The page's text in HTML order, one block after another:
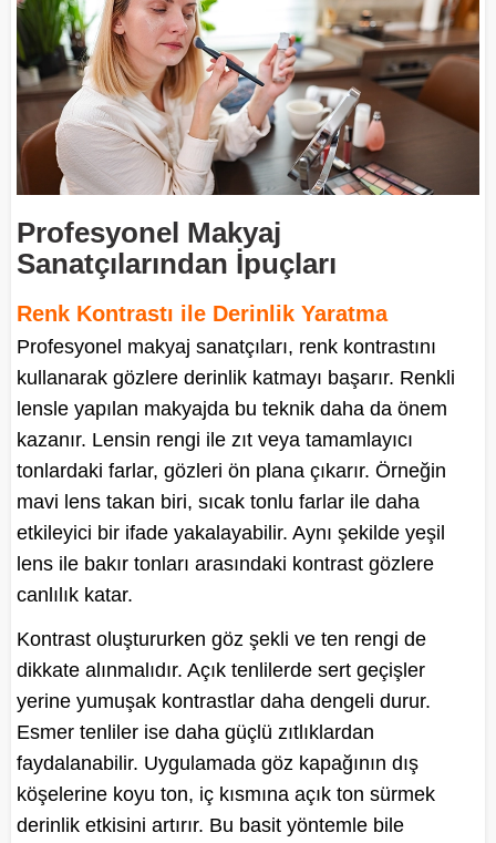
Profesyonel Makyaj
Sanatçılarından İpuçları
Renk Kontrastı ile Derinlik Yaratma
Profesyonel makyaj sanatçıları, renk kontrastını
kullanarak gözlere derinlik katmayı başarır. Renkli
lensle yapılan makyajda bu teknik daha da önem
kazanır. Lensin rengi ile zıt veya tamamlayıcı
tonlardaki farlar, gözleri ön plana çıkarır. Örneğin
mavi lens takan biri, sıcak tonlu farlar ile daha
etkileyici bir ifade yakalayabilir. Aynı şekilde yeşil
lens ile bakır tonları arasındaki kontrast gözlere
canlılık katar.
Kontrast oluştururken göz şekli ve ten rengi de
dikkate alınmalıdır. Açık tenlilerde sert geçişler
yerine yumuşak kontrastlar daha dengeli durur.
Esmer tenliler ise daha güçlü zıtlıklardan
faydalanabilir. Uygulamada göz kapağının dış
köşelerine koyu ton, iç kısmına açık ton sürmek
derinlik etkisini artırır. Bu basit yöntemle bile